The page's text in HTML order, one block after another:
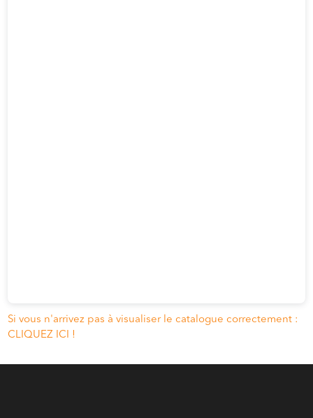
Si vous n'arrivez pas à visualiser le catalogue correctement :
CLIQUEZ ICI !